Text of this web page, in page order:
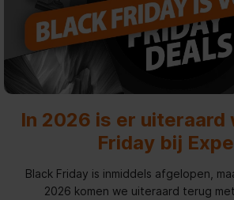
In 2026 is er uiteraard
Friday bij
Black Friday is inmiddels afgelopen,
2026 komen we uiteraard terug